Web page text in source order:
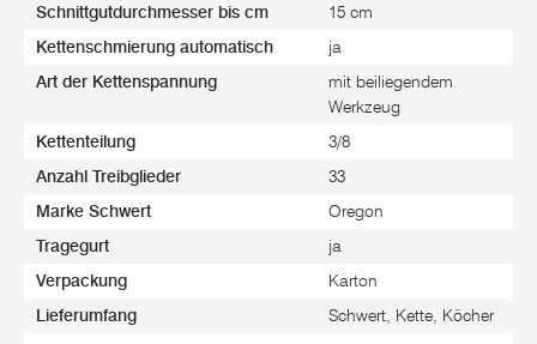
Schnittgutdurchmesser bis cm 15 cm
Kettenschmierung automatisch ja
Art der Kettenspannung
mit beiliegendem
Werkzeug
Kettenteilung 3/8
Anzahl Treibglieder 33
Marke Schwert Oregon
Tragegurt ja
Verpackung Karton
Lieferumfang Schwert, Kette, Köcher